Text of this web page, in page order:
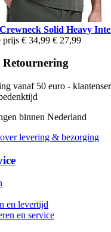
Solid Heavy
prijs € 34,99 € 27,99
vanaf 50 euro -
binnen Nederland
levering & bezorging
en levertijd
en service